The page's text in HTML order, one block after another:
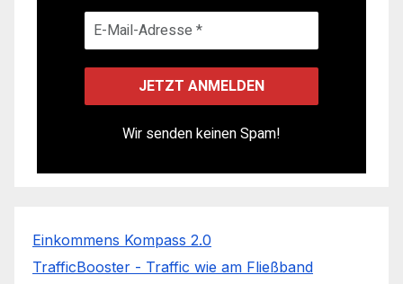
Wir senden keinen Spam!
Einkommens Kompass 2.0
TrafficBooster - Traffic wie am Fließband